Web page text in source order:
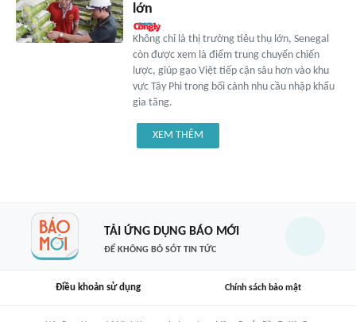
lớn
Không chỉ là thị trường tiêu thụ lớn, Senegal
còn được xem là điểm trung chuyển chiến
lược, giúp gạo Việt tiếp cận sâu hơn vào khu
vực Tây Phi trong bối cảnh nhu cầu nhập khẩu
gia tăng.
XEM THÊM
TẢI ỨNG DỤNG BÁO MỚI
ĐỂ KHÔNG BỎ SÓT TIN TỨC
Điều khoản sử dụng Chính sách bảo mật